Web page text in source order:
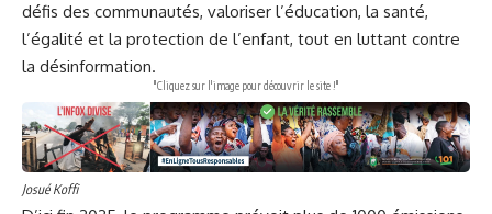
défis des communautés, valoriser l’éducation, la santé,
l’égalité et la protection de l’enfant, tout en luttant contre
la désinformation.
"Cliquez sur l'image pour découvrir le site !"
Josué Koffi